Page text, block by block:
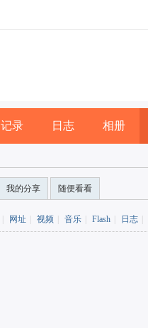
记录 日志 相册
我的分享 随便看看
网址 视频 音乐 Flash 日志